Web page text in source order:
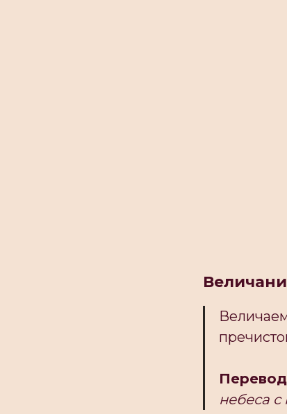
небеса